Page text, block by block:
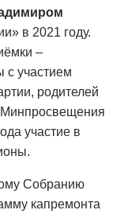
в 2021 году.
–
с участием
родителей
Минпросвещения
участие в
Собранию
капремонта